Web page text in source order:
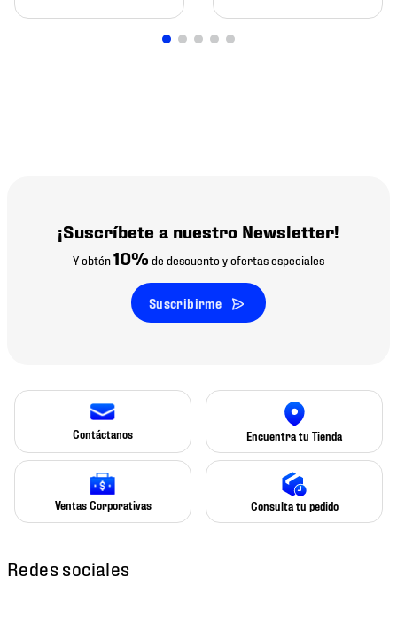
¡Suscríbete a nuestro Newsletter!
Y obtén10% de descuento y ofertas especiales
Suscribirme
Contáctanos Encuentra tu Tienda
Ventas Corporativas Consulta tu pedido
Redes sociales